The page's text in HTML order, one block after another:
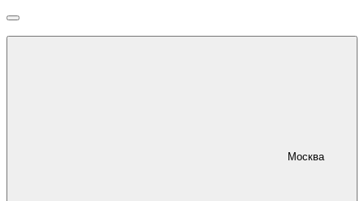
Москва